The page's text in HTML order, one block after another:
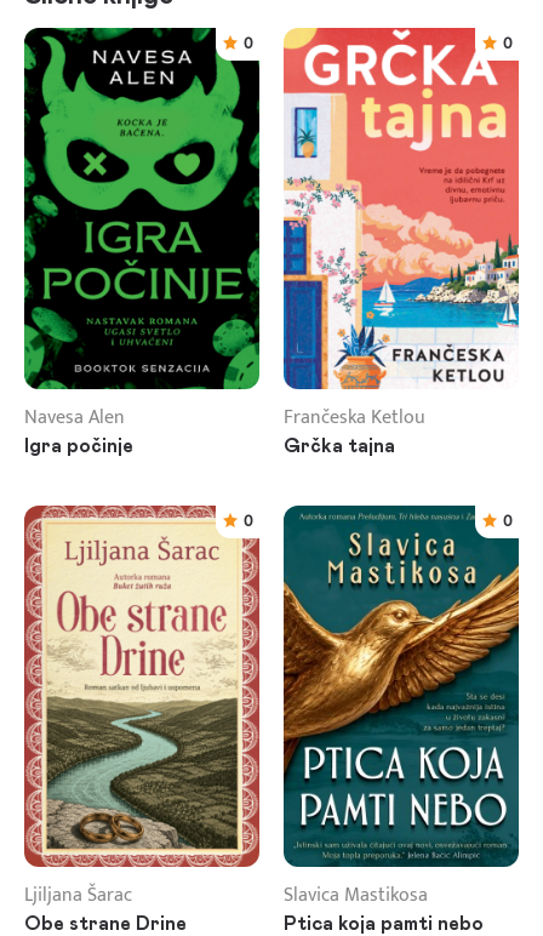
0
Navesa Alen
Igra počinje
0
Frančeska Ketlou
Grčka tajna
0
Ljiljana Šarac
Obe strane Drine
0
Slavica Mastikosa
Ptica koja pamti nebo